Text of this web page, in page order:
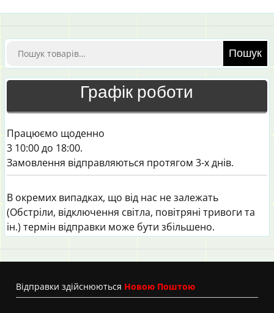
Шукати: Пошук
Графік роботи
Працюємо щоденно
3 10:00 до 18:00.
Замовлення відправляються протягом 3-х днів.
В окремих випадках, що від нас не залежать
(Обстріли, відключення світла, повітряні тривоги та
ін.) термін відправки може бути збільшено.
Вiдправки здійснюються Новою Поштою